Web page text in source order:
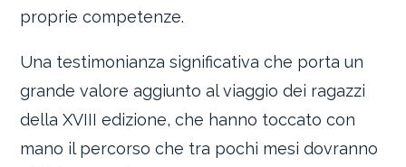
proprie competenze.
Una testimonianza significativa che porta un
grande valore aggiunto al viaggio dei ragazzi
della XVIII edizione, che hanno toccato con
mano il percorso che tra pochi mesi dovranno